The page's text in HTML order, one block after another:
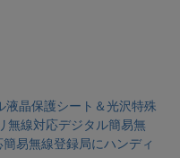
液晶保護シート＆光沢特殊
無線対応デジタル簡易無
易無線登録局にハンディ